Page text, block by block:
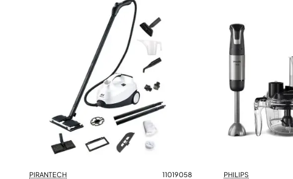
PIRANTECH 11019058 PHILIPS